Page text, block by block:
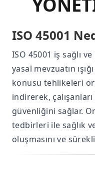
ISO 45001
ISO 45001 iş sağlı
yasal mevzuatın
konusu tehlikeleri
indirerek,
güvenliğini sağlar.
tedbirleri ile sağlık
oluşmasını ve